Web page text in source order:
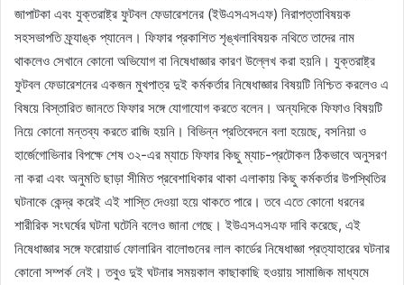
জাপাটকা এবং যুক্তরাষ্ট্র ফুটবল ফেডারেশনের (ইউএসএসএফ) নিরাপত্তাবিষয়ক
সহসভাপতি ফ্র্যাঙ্ক প্যানেল। ফিফার প্রকাশিত শৃঙ্খলাবিষয়ক নথিতে তাদের নাম
থাকলেও সেখানে কোনো অভিযোগ বা নিষেধাজ্ঞার কারণ উল্লেখ করা হয়নি। যুক্তরাষ্ট্র
ফুটবল ফেডারেশনের একজন মুখপাত্র দুই কর্মকর্তার নিষেধাজ্ঞার বিষয়টি নিশ্চিত করলেও এ
বিষয়ে বিস্তারিত জানতে ফিফার সঙ্গে যোগাযোগ করতে বলেন। অন্যদিকে ফিফাও বিষয়টি
নিয়ে কোনো মন্তব্য করতে রাজি হয়নি। বিভিন্ন প্রতিবেদনে বলা হয়েছে, বসনিয়া ও
হার্জেগোভিনার বিপক্ষে শেষ ৩২-এর ম্যাচে ফিফার কিছু ম্যাচ-প্রটোকল ঠিকভাবে অনুসরণ
না করা এবং অনুমতি ছাড়া সীমিত প্রবেশাধিকার থাকা এলাকায় কিছু কর্মকর্তার উপস্থিতির
ঘটনাকে কেন্দ্র করেই এই শাস্তি দেওয়া হয়ে থাকতে পারে। তবে এতে কোনো ধরনের
শারীরিক সংঘর্ষের ঘটনা ঘটেনি বলেও জানা গেছে। ইউএসএসএফ দাবি করেছে, এই
নিষেধাজ্ঞার সঙ্গে ফরোয়ার্ড ফোলারিন বালোগুনের লাল কার্ডের নিষেধাজ্ঞা প্রত্যাহারের ঘটনার
কোনো সম্পর্ক নেই। তবুও দুই ঘটনার সময়কাল কাছাকাছি হওয়ায় সামাজিক মাধ্যমে